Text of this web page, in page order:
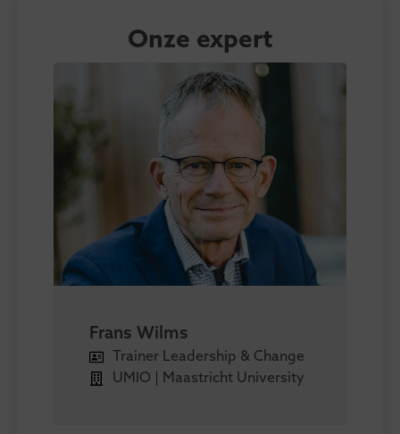
Onze expert
Frans Wilms
Trainer Leadership & Change
UMIO | Maastricht University